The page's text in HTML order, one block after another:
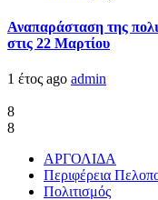
Αναπαράσταση της
στις 22 Μαρτίου
1 έτος ago admin
8
8
ΑΡΓΟΛΙΔΑ
Περιφέρεια
Πολιτισμός